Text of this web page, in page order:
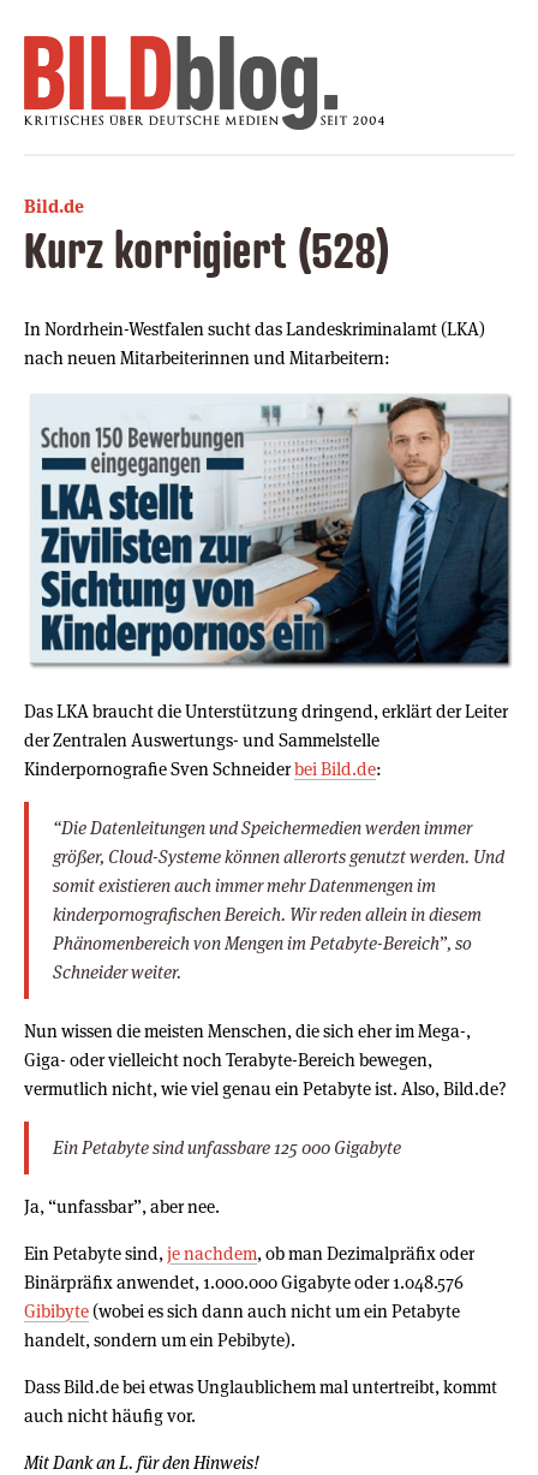
Bild.de
Kurz korrigiert (528)
In Nordrhein-Westfalen sucht das Landeskriminalamt (LKA)
nach neuen Mitarbeiterinnen und Mitarbeitern:
Das LKA braucht die Unterstützung dringend, erklärt der Leiter
der Zentralen Auswertungs- und Sammelstelle
Kinderpornografie Sven Schneiderbei Bild.de:
“Die Datenleitungen und Speichermedien werden immer
größer, Cloud-Systeme können allerorts genutzt werden. Und
somit existieren auch immer mehr Datenmengen im
kinderpornografischen Bereich. Wir reden allein in diesem
Phänomenbereich von Mengen im Petabyte-Bereich”, so
Schneider weiter.
Nun wissen die meisten Menschen, die sich eher im Mega-,
Giga- oder vielleicht noch Terabyte-Bereich bewegen,
vermutlich nicht, wie viel genau ein Petabyte ist. Also, Bild.de?
Ein Petabyte sind unfassbare 125 000 Gigabyte
Ja, “unfassbar”, aber nee.
Ein Petabyte sind, je nachdem, ob man Dezimalpräfix oder
Binärpräfix anwendet, 1.000.000 Gigabyte oder 1.048.576
Gibibyte (wobei es sich dann auch nicht um ein Petabyte
handelt, sondern um ein Pebibyte).
Dass Bild.de bei etwas Unglaublichem mal untertreibt, kommt
auch nicht häufig vor.
Mit Dank an L. für den Hinweis!